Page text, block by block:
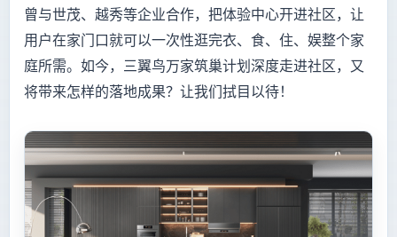
曾与世茂、越秀等企业合作，把体验中心开进社区，让
用户在家门口就可以一次性逛完衣、食、住、娱整个家
庭所需。如今，三翼鸟万家筑巢计划深度走进社区，又
将带来怎样的落地成果？让我们拭目以待！